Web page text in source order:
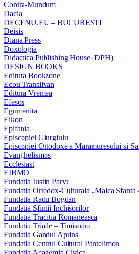
Contra-Mundum
Dacia
DECENU.EU – BUCURESTI
Deisis
Diana Press
Doxologia
Didactica Publishing House (DPH)
DESIGN BOOKS
Editura Bookzone
Ecou Transilvan
Editura Vremea
Efesos
Egumenita
Eikon
Epifania
Episcopiei Giurgiului
Episcopiei Ortodoxe a Maramuresului si
Evanghelismos
Ecclesiast
EIBMO
Fundatia Iustin Parvu
Fundatia Ortodox-Culturala „Maica Sfanta
Fundatia Radu Bogdan
Fundatia Sfintii Inchisorilor
Fundatia Traditia Romaneasca
Fundatia Triade – Timisoara
Fundatia Gandul Aprins
Fundatia Centrul Cultural Pantelimon
Fundatia Academia Civica